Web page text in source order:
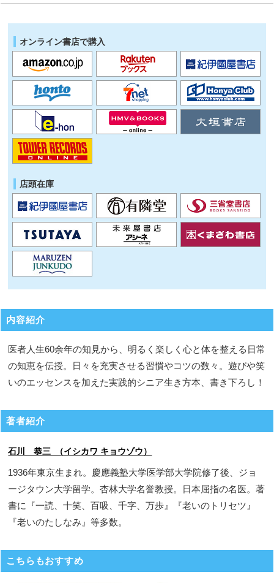
オンライン書店で購入
店頭在庫
内容紹介
医者人生60余年の知見から、明るく楽しく心と体を整える日常
の知恵を伝授。日々を充実させる習慣やコツの数々。遊びや笑
いのエッセンスを加えた実践的シニア生き方本、書き下ろし！
著者紹介
石川 恭三 （イシカワ キョウゾウ）
1936年東京生まれ。慶應義塾大学医学部大学院修了後、ジョ
ージタウン大学留学。杏林大学名誉教授。日本屈指の名医。著
書に『一読、十笑、百吸、千字、万歩』『老いのトリセツ』
『老いのたしなみ』等多数。
こちらもおすすめ